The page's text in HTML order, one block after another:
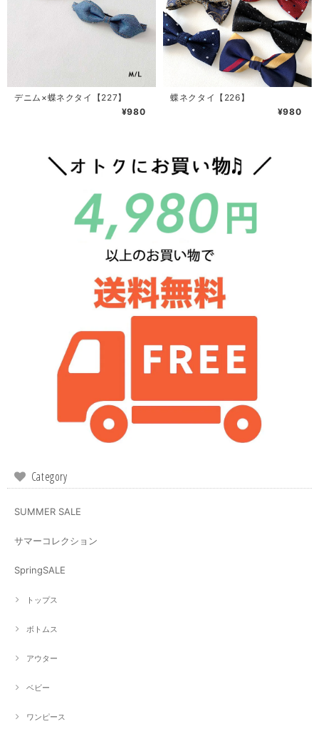
デニム×蝶ネクタイ【227】
¥980
蝶ネクタイ【226】
¥980
Category
SUMMER SALE
サマーコレクション
SpringSALE
トップス
ボトムス
アウター
ベビー
ワンピース